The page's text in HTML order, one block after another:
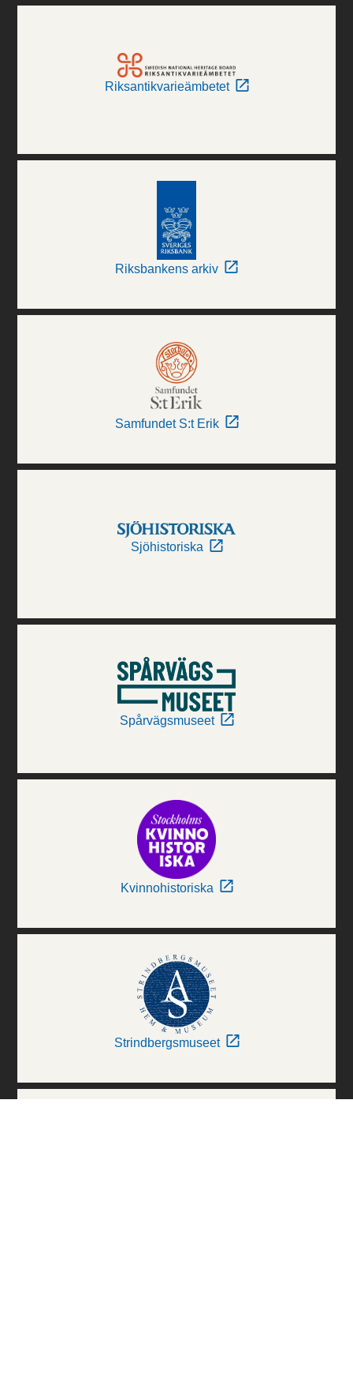
Riksantikvarieämbetet
Riksbankens arkiv
Samfundet S:t Erik
Sjöhistoriska
Spårvägsmuseet
Kvinnohistoriska
Strindbergsmuseet